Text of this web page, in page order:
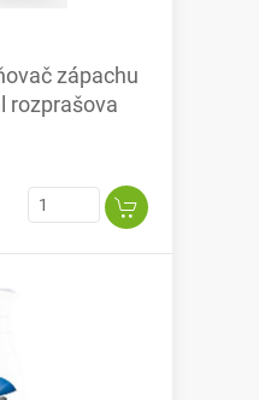
zápachu
rozprašova